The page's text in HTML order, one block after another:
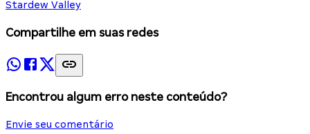
Stardew Valley
Compartilhe em suas redes
Encontrou algum erro neste conteúdo?
Envie seu comentário